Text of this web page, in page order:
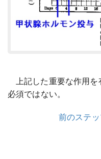
上記した重要な作用
必須ではない。
前のステ